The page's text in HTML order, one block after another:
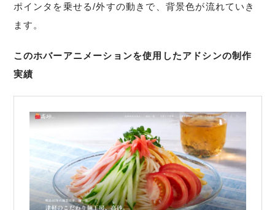
ポインタを乗せる/外すの動きで、背景色が流れていき
ます。
このホバーアニメーションを使用したアドシンの制作
実績